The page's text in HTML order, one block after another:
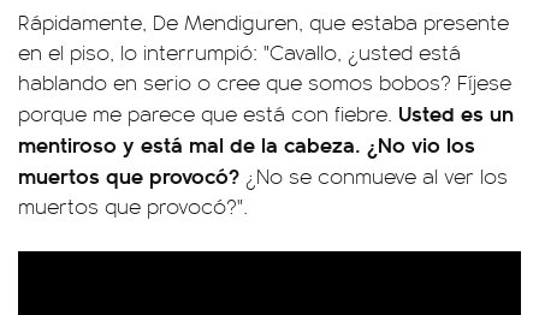
Rápidamente, De Mendiguren, que estaba presente
en el piso, lo interrumpió: "Cavallo, ¿usted está
hablando en serio o cree que somos bobos? Fíjese
porque me parece que está con fiebre. Usted es un
mentiroso y está mal de la cabeza. ¿No vio los
muertos que provocó? ¿No se conmueve al ver los
muertos que provocó?".